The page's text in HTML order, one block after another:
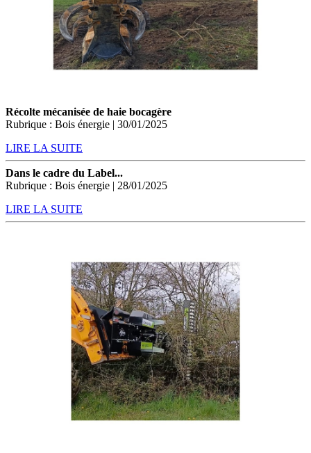
Récolte mécanisée de haie bocagère
Rubrique : Bois énergie | 30/01/2025
LIRE LA SUITE
Dans le cadre du Label...
Rubrique : Bois énergie | 28/01/2025
LIRE LA SUITE